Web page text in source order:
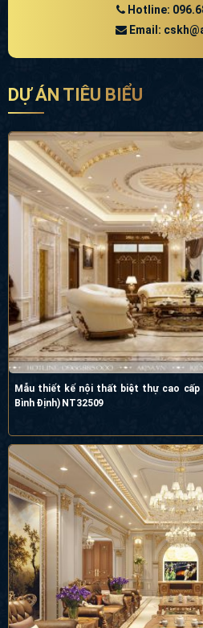
Sau khi nhận được yêu cầu của
Akisa sẽ liên hệ trong
Email:
DỰ ÁN TIÊU BIỂU
Mẫu thiết kế nội thất biệt thự cao cấp
Định) NT32509